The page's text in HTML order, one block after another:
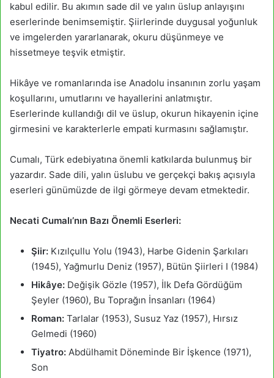
kabul edilir. Bu akımın sade dil ve yalın üslup anlayışını
eserlerinde benimsemiştir. Şiirlerinde duygusal yoğunluk
ve imgelerden yararlanarak, okuru düşünmeye ve
hissetmeye teşvik etmiştir.
Hikâye ve romanlarında ise Anadolu insanının zorlu yaşam
koşullarını, umutlarını ve hayallerini anlatmıştır.
Eserlerinde kullandığı dil ve üslup, okurun hikayenin içine
girmesini ve karakterlerle empati kurmasını sağlamıştır.
Cumalı, Türk edebiyatına önemli katkılarda bulunmuş bir
yazardır. Sade dili, yalın üslubu ve gerçekçi bakış açısıyla
eserleri günümüzde de ilgi görmeye devam etmektedir.
Necati Cumalı’nın Bazı Önemli Eserleri:
Şiir: Kızılçullu Yolu (1943), Harbe Gidenin Şarkıları
(1945), Yağmurlu Deniz (1957), Bütün Şiirleri I (1984)
Hikâye: Değişik Gözle (1957), İlk Defa Gördüğüm
Şeyler (1960), Bu Toprağın İnsanları (1964)
Roman: Tarlalar (1953), Susuz Yaz (1957), Hırsız
Gelmedi (1960)
Tiyatro: Abdülhamit Döneminde Bir İşkence (1971),
Son